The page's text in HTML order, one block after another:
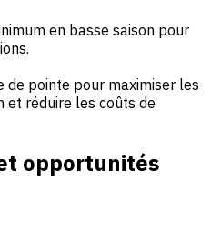
en basse saison pour
de pointe pour maximiser les
et réduire les coûts de
opportunités